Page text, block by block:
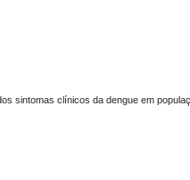
sintomas clínicos da dengue em